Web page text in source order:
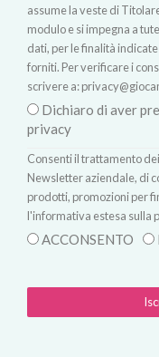
assume la veste di
modulo e si impegna a
dati, per le finalità
forniti. Per verificare i
scrivere a:
Dichiaro di aver
privacy
Consenti il trattamento
Newsletter aziendale, di
prodotti, promozioni per
l'informativa estesa sulla
ACCONSENTO